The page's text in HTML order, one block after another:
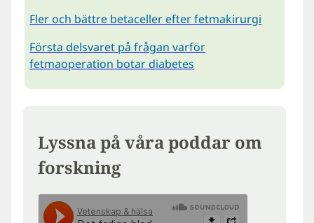
Fler och bättre betaceller efter fetmakirurgi
Första delsvaret på frågan varför
fetmaoperation botar diabetes
Lyssna på våra poddar om
forskning